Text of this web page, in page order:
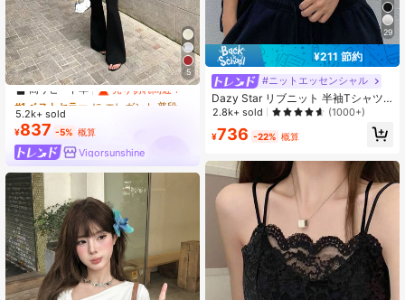
5
#1 ベストセラー
に エレガント 普段使いのカジュアルTシャツ
高リピート率
売り切れ間近！
#1 ベストセラー
高リピート率
#1 ベストセラー
高リピート率
#1 ベストセラー
高リピート率
売り切れ間近！
5.2k+ sold
¥837 -5% 概算
Vigorsunshine
29
¥211 節約
#ニットエッセンシャル
Dazy Star リブニット 半袖Tシャツ
無地、ウィメンズクロップトップス
2.8k+ sold (1000+)
¥736 -22% 概算